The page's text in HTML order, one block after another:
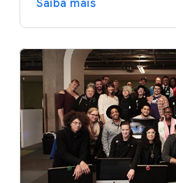
Saiba mais